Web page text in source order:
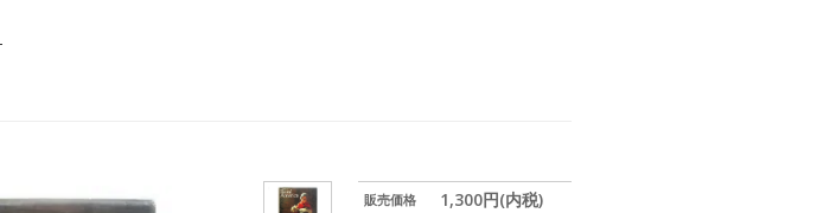
販売価格 1,300円(内税)